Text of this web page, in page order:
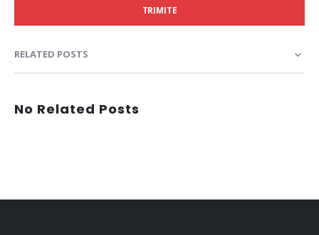
TRIMITE
RELATED POSTS
No Related Posts